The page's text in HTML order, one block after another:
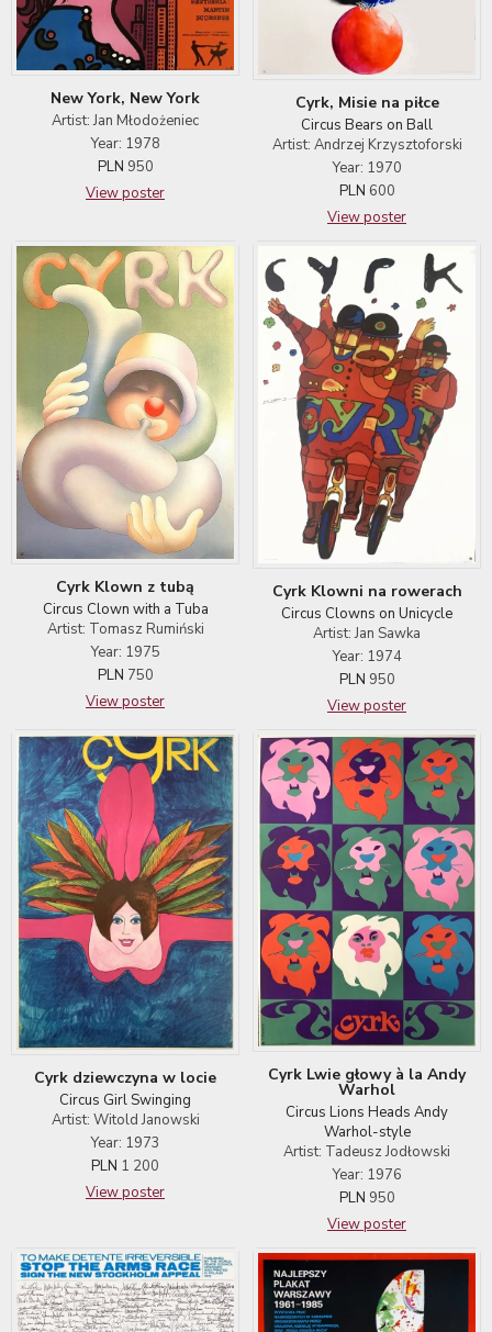
New York, New York
Artist: Jan Młodożeniec
Year: 1978
PLN 950
View poster
Cyrk, Misie na piłce
Circus Bears on Ball
Artist: Andrzej Krzysztoforski
Year: 1970
PLN 600
View poster
Cyrk Klown z tubą
Circus Clown with a Tuba
Artist: Tomasz Rumiński
Year: 1975
PLN 750
View poster
Cyrk Klowni na rowerach
Circus Clowns on Unicycle
Artist: Jan Sawka
Year: 1974
PLN 950
View poster
Cyrk dziewczyna w locie
Circus Girl Swinging
Artist: Witold Janowski
Year: 1973
PLN 1 200
View poster
Cyrk Lwie głowy à la Andy
Warhol
Circus Lions Heads Andy
Warhol-style
Artist: Tadeusz Jodłowski
Year: 1976
PLN 950
View poster